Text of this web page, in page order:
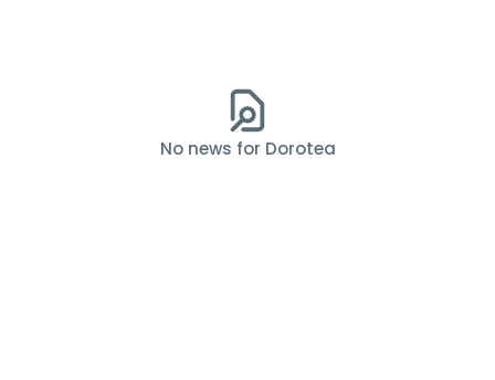
No news for Dorotea